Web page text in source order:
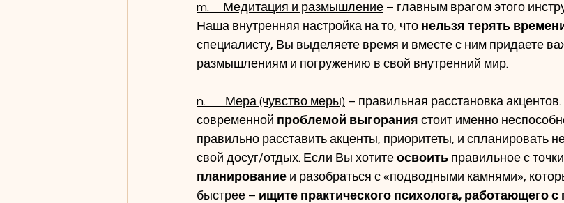
m.     Медитация и размышление – главным врагом этого
Наша внутренняя настройка на то, что нельзя терять
специалисту, Вы выделяете время и вместе с ним придаете
размышлениям и погружению в свой внутренний мир.
n.       Мера (чувство меры) – правильная расстановка
современной проблемой выгорания стоит именно
правильно расставить акценты, приоритеты, и спланировать
свой досуг/отдых. Если Вы хотите освоить правильное с
планирование и разобраться с «подводными камнями»,
быстрее – ищите практического психолога, работающего